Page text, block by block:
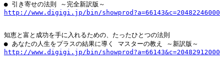
http://www.digigi.jp/bin/
知恵と富と成功を手に入れるための、たったひとつの法則
http://www.digigi.jp/bin/